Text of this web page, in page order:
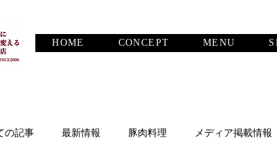
HOME CONCEPT MENU
の記事 最新情報 豚肉料理 メディア掲載情報